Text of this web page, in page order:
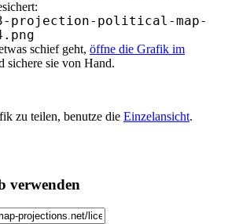
projection-political-map-
schief geht, öffne die Grafik im
sichere sie von Hand.
zu teilen, benutze die Einzelansicht.
verwenden